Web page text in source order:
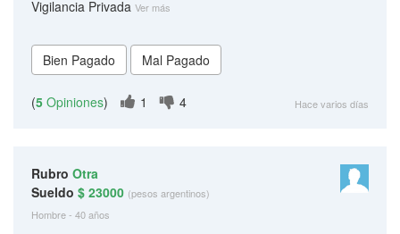
Vigilancia Privada Ver más
(5 Opiniones) 1 4 Hace varios días
Rubro Otra
Sueldo $ 23000 (pesos argentinos)
Hombre - 40 años